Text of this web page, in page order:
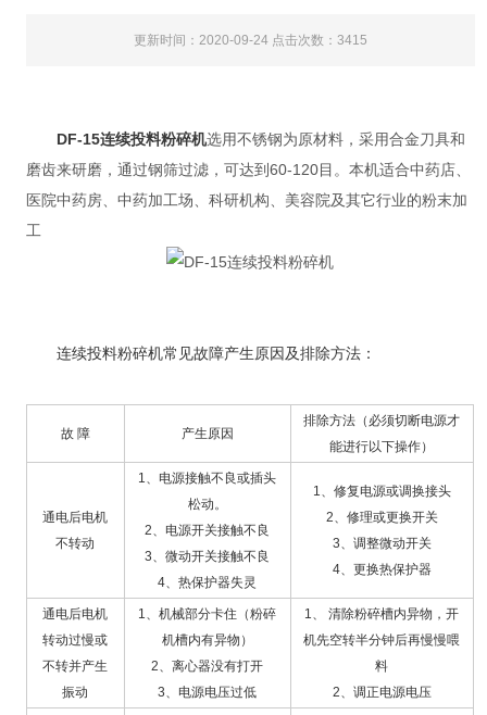
更新时间：2020-09-24 点击次数：3415
DF-15连续投料粉碎机选用不锈钢为原材料，采用合金刀具和
磨齿来研磨，通过钢筛过滤，可达到60-120目。本机适合中药店、
医院中药房、中药加工场、科研机构、美容院及其它行业的粉末加
工
连续投料粉碎机常见故障产生原因及排除方法：
故 障 产生原因
排除方法（必须切断电源才
能进行以下操作）
通电后电机
不转动
1、电源接触不良或插头
松动。
2、电源开关接触不良
3、微动开关接触不良
4、热保护器失灵
1、修复电源或调换接头
2、修理或更换开关
3、调整微动开关
4、更换热保护器
通电后电机
转动过慢或
不转并产生
振动
1、机械部分卡住（粉碎
机槽内有异物）
2、离心器没有打开
3、电源电压过低
1、 清除粉碎槽内异物，开
机先空转半分钟后再慢慢喂
料
2、调正电源电压